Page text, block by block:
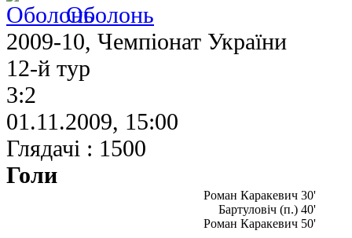
Оболонь
2009-10, Чемпіонат України
12-й тур
3:2
01.11.2009, 15:00
Глядачі : 1500
Голи
Роман Каракевич 30'
Бартуловіч (п.) 40'
Роман Каракевич 50'